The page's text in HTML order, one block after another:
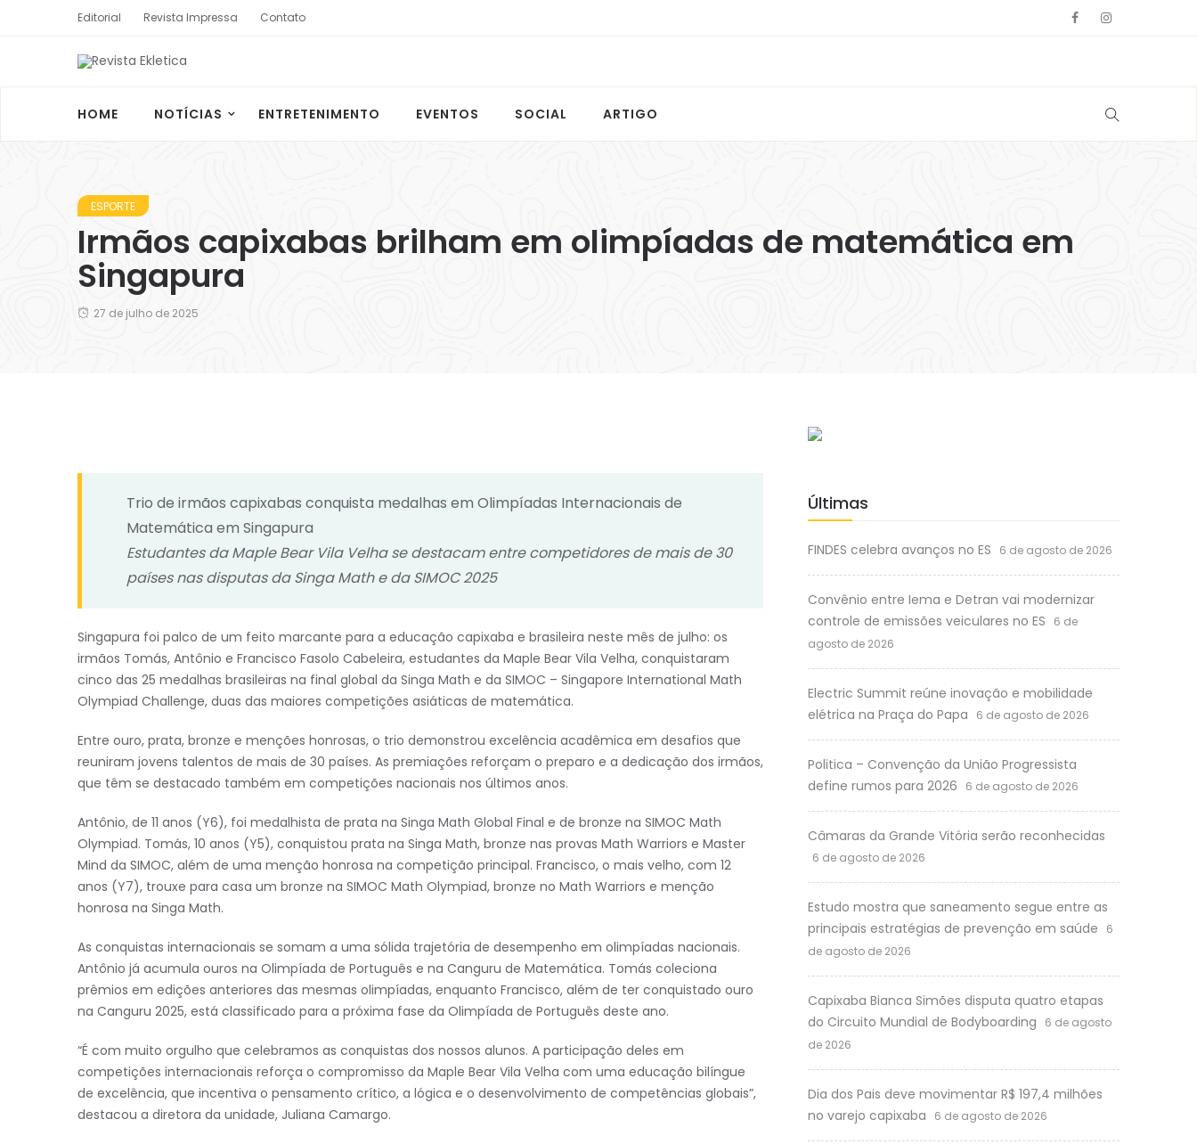
Editorial Revista Impressa Contato
HOME NOTÍCIAS ENTRETENIMENTO EVENTOS SOCIAL ARTIGO
ESPORTE
Irmãos capixabas brilham em olimpíadas de matemática em
Singapura
27 de julho de 2025
Trio de irmãos capixabas conquista medalhas em Olimpíadas Internacionais de
Matemática em Singapura
Estudantes da Maple Bear Vila Velha se destacam entre competidores de mais de 30
países nas disputas da Singa Math e da SIMOC 2025
Singapura foi palco de um feito marcante para a educação capixaba e brasileira neste mês de julho: os
irmãos Tomás, Antônio e Francisco Fasolo Cabeleira, estudantes da Maple Bear Vila Velha, conquistaram
cinco das 25 medalhas brasileiras na final global da Singa Math e da SIMOC – Singapore International Math
Olympiad Challenge, duas das maiores competições asiáticas de matemática.
Entre ouro, prata, bronze e menções honrosas, o trio demonstrou excelência acadêmica em desafios que
reuniram jovens talentos de mais de 30 países. As premiações reforçam o preparo e a dedicação dos irmãos,
que têm se destacado também em competições nacionais nos últimos anos.
Antônio, de 11 anos (Y6), foi medalhista de prata na Singa Math Global Final e de bronze na SIMOC Math
Olympiad. Tomás, 10 anos (Y5), conquistou prata na Singa Math, bronze nas provas Math Warriors e Master
Mind da SIMOC, além de uma menção honrosa na competição principal. Francisco, o mais velho, com 12
anos (Y7), trouxe para casa um bronze na SIMOC Math Olympiad, bronze no Math Warriors e menção
honrosa na Singa Math.
As conquistas internacionais se somam a uma sólida trajetória de desempenho em olimpíadas nacionais.
Antônio já acumula ouros na Olimpíada de Português e na Canguru de Matemática. Tomás coleciona
prêmios em edições anteriores das mesmas olimpíadas, enquanto Francisco, além de ter conquistado ouro
na Canguru 2025, está classificado para a próxima fase da Olimpíada de Português deste ano.
“É com muito orgulho que celebramos as conquistas dos nossos alunos. A participação deles em
competições internacionais reforça o compromisso da Maple Bear Vila Velha com uma educação bilíngue
de excelência, que incentiva o pensamento crítico, a lógica e o desenvolvimento de competências globais”,
destacou a diretora da unidade, Juliana Camargo.
Últimas
FINDES celebra avanços no ES 6 de agosto de 2026
Convênio entre Iema e Detran vai modernizar
controle de emissões veiculares no ES
6 de
agosto de 2026
Electric Summit reúne inovação e mobilidade
elétrica na Praça do Papa
6 de agosto de 2026
Politica – Convenção da União Progressista
define rumos para 2026
6 de agosto de 2026
Câmaras da Grande Vitória serão reconhecidas
6 de agosto de 2026
Estudo mostra que saneamento segue entre as
principais estratégias de prevenção em saúde
6
de agosto de 2026
Capixaba Bianca Simões disputa quatro etapas
do Circuito Mundial de Bodyboarding
6 de agosto
de 2026
Dia dos Pais deve movimentar R$ 197,4 milhões
no varejo capixaba
6 de agosto de 2026